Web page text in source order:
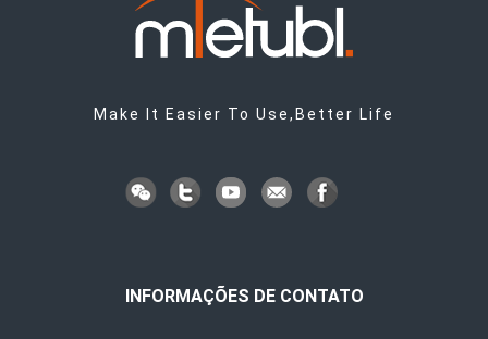
Make It Easier To Use,Better Life
INFORMAÇÕES DE CONTATO